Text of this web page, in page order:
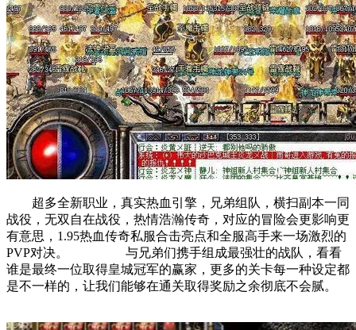
超多全新职业，真实热血引擎，兄弟组队，横扫副本一同
战役，无双自在战役，热情浩瀚传奇，对应的冒险会更影响更
有意思，1.95热血传奇私服合击亮点和全服高手来一场激烈的
PVP对决。 与兄弟们携手组成最强壮的战队，看看
谁是最终一位取得皇城冠军的赢家，更多的关卡每一种设定都
是不一样的，让我们能够在通关取得奖励之余彻底不会腻。